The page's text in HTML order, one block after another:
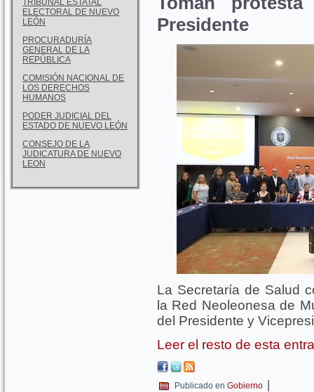
ELECTORAL DE NUEVO
LEÓN
PROCURADURÍA
GENERAL DE LA
REPÚBLICA
COMISIÓN NACIONAL DE
LOS DERECHOS
HUMANOS
PODER JUDICIAL DEL
ESTADO DE NUEVO LEÓN
CONSEJO DE LA
JUDICATURA DE NUEVO
LEON
Presidente
La Secretaría de Salud
la Red Neoleonesa de
del Presidente y
Leer el resto de esta
Publicado en Gobierno |